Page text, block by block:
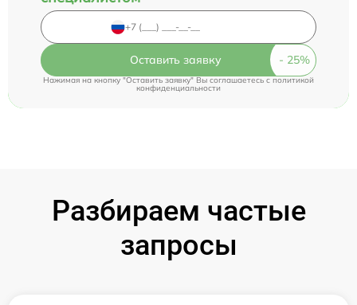
Оставить заявку
Нажимая на кнопку "Оставить заявку" Вы соглашаетесь cполитикой
конфиденциальности
Разбираем частые
запросы